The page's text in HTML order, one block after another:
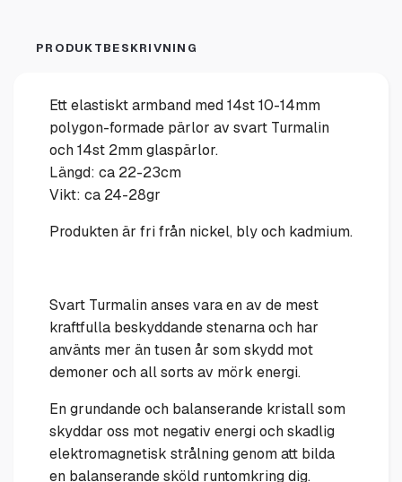
PRODUKTBESKRIVNING
Ett elastiskt armband med 14st 10-14mm
polygon-formade pärlor av svart Turmalin
och 14st 2mm glaspärlor.
Längd: ca 22-23cm
Vikt: ca 24-28gr
Produkten är fri från nickel, bly och kadmium.
Svart Turmalin anses vara en av de mest
kraftfulla beskyddande stenarna och har
använts mer än tusen år som skydd mot
demoner och all sorts av mörk energi.
En grundande och balanserande kristall som
skyddar oss mot negativ energi och skadlig
elektromagnetisk strålning genom att bilda
en balanserande sköld runtomkring dig.